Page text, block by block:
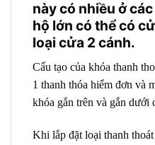
này có nhiều ở
hộ lớn có thể có
loại cửa 2 cánh.
Cấu tạo của khóa thanh
1 thanh thóa hiểm đơn và
khóa gắn trên và gắn dưới
Khi lắp đặt loại thanh